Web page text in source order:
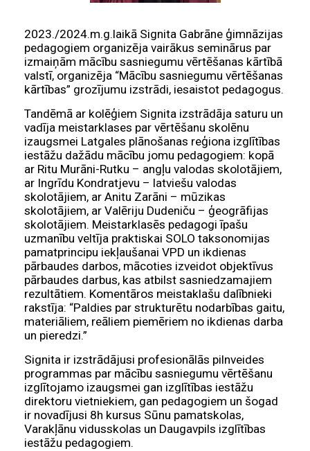
2023./2024.m.g.laikā Signita Gabrāne ģimnāzijas
pedagogiem organizēja vairākus seminārus par
izmaiņām mācību sasniegumu vērtēšanas kārtībā
valstī, organizēja “Mācību sasniegumu vērtēšanas
kārtības” grozījumu izstrādi, iesaistot pedagogus.
Tandēmā ar kolēģiem Signita izstrādāja saturu un
vadīja meistarklases par vērtēšanu skolēnu
izaugsmei Latgales plānošanas reģiona izglītības
iestāžu dažādu mācību jomu pedagogiem: kopā
ar Ritu Murāni-Rutku – angļu valodas skolotājiem,
ar Ingrīdu Kondratjevu – latviešu valodas
skolotājiem, ar Anitu Zarāni – mūzikas
skolotājiem, ar Valēriju Dudeniču – ģeogrāfijas
skolotājiem. Meistarklasēs pedagogi īpašu
uzmanību veltīja praktiskai SOLO taksonomijas
pamatprincipu iekļaušanai VPD un ikdienas
pārbaudes darbos, mācoties izveidot objektīvus
pārbaudes darbus, kas atbilst sasniedzamajiem
rezultātiem. Komentāros meistaklašu dalībnieki
rakstīja: “Paldies par strukturētu nodarbības gaitu,
materiāliem, reāliem piemēriem no ikdienas darba
un pieredzi.”
Signita ir izstrādājusi profesionālās pilnveides
programmas par mācību sasniegumu vērtēšanu
izglītojamo izaugsmei gan izglītības iestāžu
direktoru vietniekiem, gan pedagogiem un šogad
ir novadījusi 8h kursus Sūnu pamatskolas,
Varakļānu vidusskolas un Daugavpils izglītības
iestāžu pedagogiem.